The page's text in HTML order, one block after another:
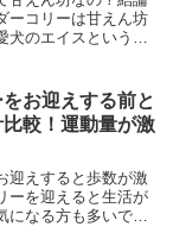
ーコリーは甘えん坊
犬のエイスという名
会い】はこちらお迎
ちまし...
お迎えする前と
較！運動量が激
迎えすると歩数が激
ーを迎えると生活が
になる方も多いでし